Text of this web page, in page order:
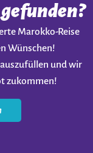
Marokko-Reise
Wünschen!
und wir
zukommen!